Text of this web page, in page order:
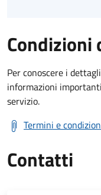
Condizioni
Per conoscere i
informazioni
servizio.
Termini e
Contatti